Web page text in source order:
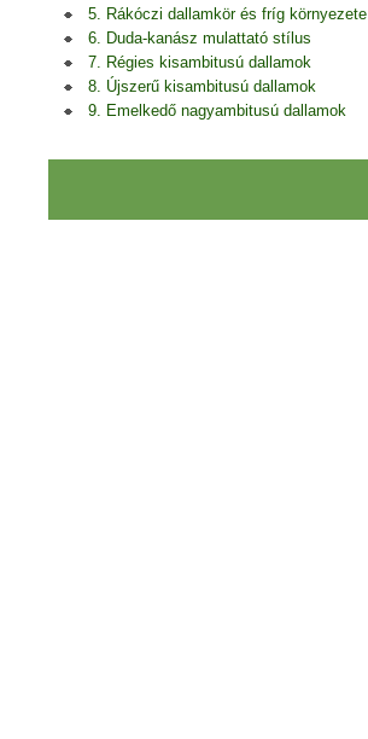
5. Rákóczi dallamkör és fríg környezete
6. Duda-kanász mulattató stílus
7. Régies kisambitusú dallamok
8. Újszerű kisambitusú dallamok
9. Emelkedő nagyambitusú dallamok